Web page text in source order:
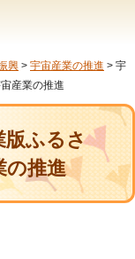
興 > 宇宙産業の推進 > 宇
産業の推進
ふるさ
の推進